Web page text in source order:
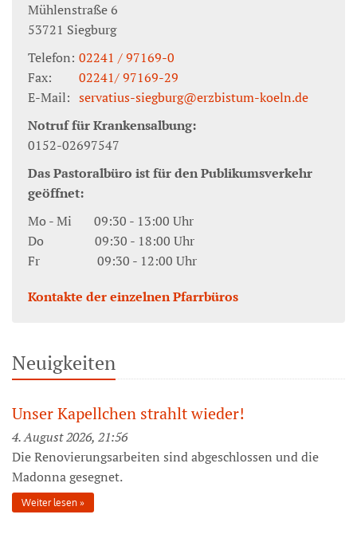
Mühlenstraße 6
53721 Siegburg
Telefon: 02241 / 97169-0
Fax:
02241/ 97169-29
E-Mail: servatius-siegburg@erzbistum-koeln.de
Notruf für Krankensalbung:
0152-02697547
Das Pastoralbüro ist für den Publikumsverkehr
geöffnet:
Mo - Mi 09:30 - 13:00 Uhr
Do 09:30 - 18:00 Uhr
Fr 09:30 - 12:00 Uhr
Kontakte der einzelnen Pfarrbüros
Neuigkeiten
Unser Kapellchen strahlt wieder!
4. August 2026, 21:56
Die Renovierungsarbeiten sind abgeschlossen und die
Madonna gesegnet.
Weiter lesen